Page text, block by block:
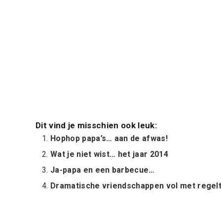
Dit vind je misschien ook leuk:
Hophop papa’s… aan de afwas!
Wat je niet wist… het jaar 2014
Ja-papa en een barbecue…
Dramatische vriendschappen vol met